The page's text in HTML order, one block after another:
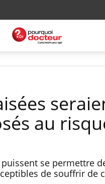
au
se permettre
de souffrir de